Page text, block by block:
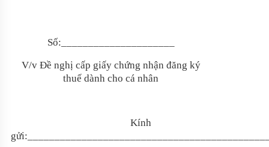
Số:_____________________
V/v Đề nghị cấp giấy chứng nhận đăng ký
thuế dành cho cá nhân
Kính